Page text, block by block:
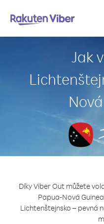
Jak
Díky Viber Out můžete
Papua-Nová
Lichtenštejnsko – pevná